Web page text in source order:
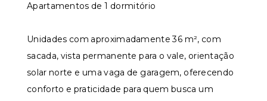
Apartamentos de 1 dormitório
Unidades com aproximadamente 36 m², com
sacada, vista permanente para o vale, orientação
solar norte e uma vaga de garagem, oferecendo
conforto e praticidade para quem busca um